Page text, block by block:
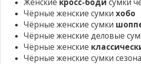
Женские кросс-боди сумки
Чёрные женские сумки хобо
Чёрные женские сумки
Чёрные женские деловые
Чёрные женские
Чёрные женские сумки сезона